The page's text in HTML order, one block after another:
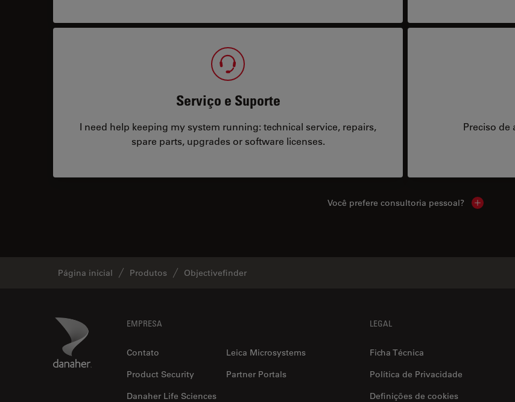
Serviço e Suporte
I need help keeping my system running: technical service, repairs,
spare parts, upgrades or software licenses.
Preciso de
Você prefere consultoria pessoal? Show
Página inicial Produtos Objectivefinder
Danaher Logo EMPRESA
Contato
Leica Microsystems
Product Security
Partner Portals
Danaher Life Sciences
LEGAL
Ficha Técnica
Política de Privacidade
Definições de cookies